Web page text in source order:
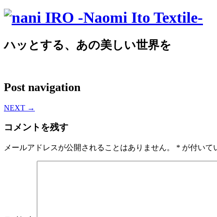
ハッとする、あの美しい世界を
Post navigation
NEXT →
コメントを残す
メールアドレスが公開されることはありません。 * が付いて